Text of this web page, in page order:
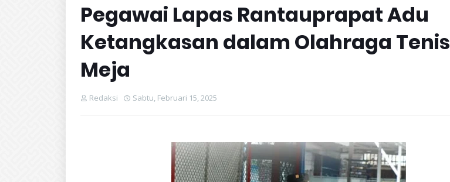
Pegawai Lapas Rantauprapat Adu
Ketangkasan dalam Olahraga Tenis
Meja
Redaksi Sabtu, Februari 15, 2025